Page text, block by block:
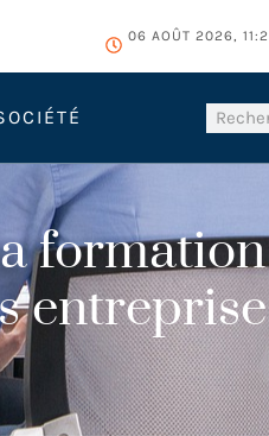
06 AOÛT 2026,
formation